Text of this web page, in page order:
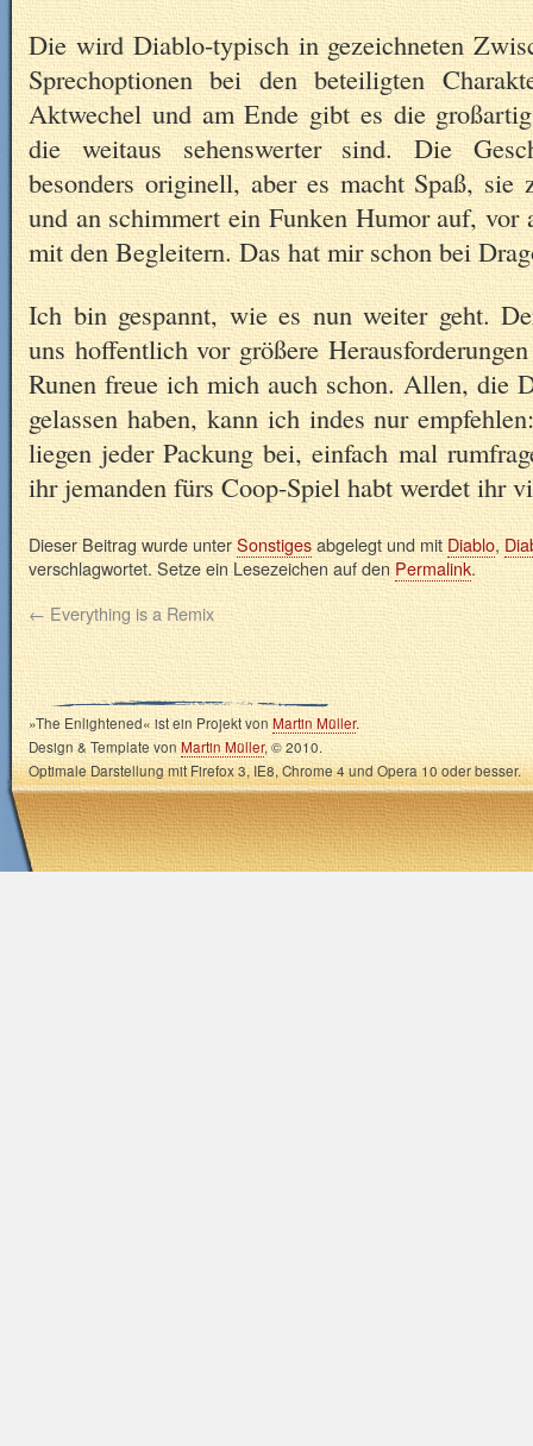
Die wird Diablo-typisch in gezeichneten
Sprechoptionen bei den beteiligten
Aktwechel und am Ende gibt es die
die weitaus sehenswerter sind. Die
besonders originell, aber es macht Spaß, sie
und an schimmert ein Funken Humor auf, vor
mit den Begleitern. Das hat mir schon bei
Ich bin gespannt, wie es nun weiter geht.
uns hoffentlich vor größere
Runen freue ich mich auch schon. Allen, die
gelassen haben, kann ich indes nur
liegen jeder Packung bei, einfach mal
ihr jemanden fürs Coop-Spiel habt werdet ihr
Dieser Beitrag wurde unterSonstigesabgelegt und mit Diablo,
verschlagwortet. Setze ein Lesezeichen auf den Permalink.
← Everything is a Remix
»The Enlightened« ist ein Projekt vonMartin Müller.
Design & Template vonMartin Müller, © 2010.
Optimale Darstellung mit Firefox 3, IE8, Chrome 4 und Opera 10 oder besser.